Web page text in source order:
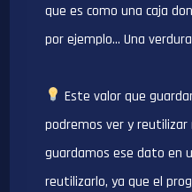
que es como una caja
por ejemplo… Una
Este valor que
podremos ver y reutilizar
guardamos ese dato en
reutilizarlo, ya que el